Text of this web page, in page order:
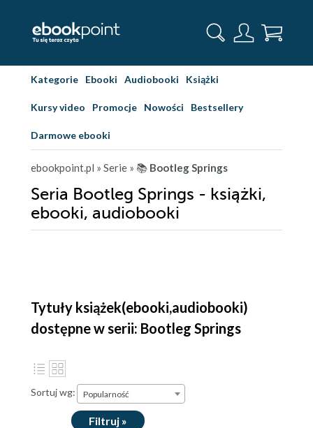
Kategorie Ebooki Audiobooki Książki
Kursy video Promocje Nowości Bestsellery
Darmowe ebooki
ebookpoint.pl » Serie » 📚 Bootleg Springs
Seria Bootleg Springs - książki,
ebooki, audiobooki
Tytuły książek(ebooki,audiobooki)
dostępne w serii: Bootleg Springs
Sortuj wg: Popularność
Filtruj »